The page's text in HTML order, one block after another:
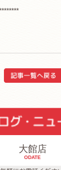
大館店
ODATE